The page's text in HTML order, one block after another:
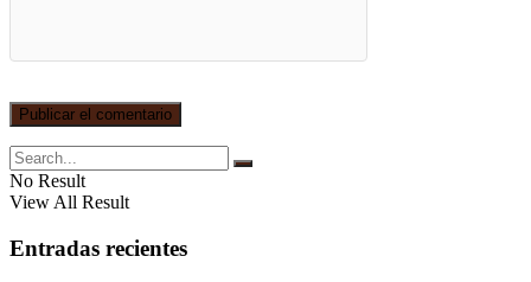
No Result
View All Result
Entradas recientes